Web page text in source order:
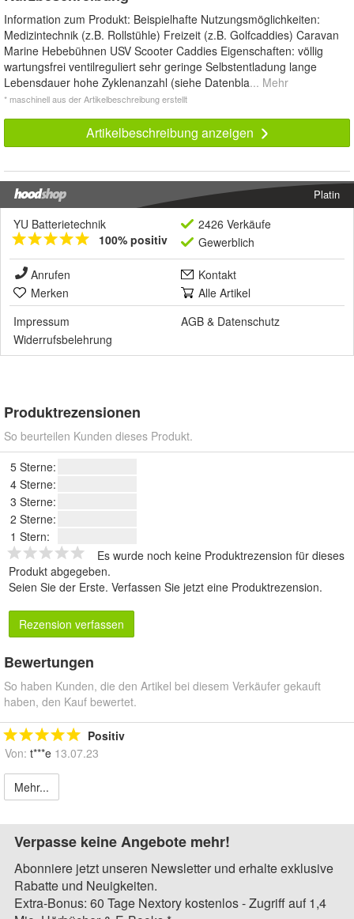
Information zum Produkt: Beispielhafte Nutzungsmöglichkeiten:
Medizintechnik (z.B. Rollstühle) Freizeit (z.B. Golfcaddies) Caravan
Marine Hebebühnen USV Scooter Caddies Eigenschaften: völlig
wartungsfrei ventilreguliert sehr geringe Selbstentladung lange
Lebensdauer hohe Zyklenanzahl (siehe Datenbla... Mehr
* maschinell aus der Artikelbeschreibung erstellt
Artikelbeschreibung anzeigen
Platin
YU Batterietechnik
100% positiv
2426 Verkäufe
Gewerblich
Anrufen
Kontakt
Merken
Alle Artikel
Impressum
AGB & Datenschutz
Widerrufsbelehrung
Produktrezensionen
So beurteilen Kunden dieses Produkt.
5 Sterne:
4 Sterne:
3 Sterne:
2 Sterne:
1 Stern:
Es wurde noch keine Produktrezension für dieses
Produkt abgegeben.
Seien Sie der Erste. Verfassen Sie jetzt eine Produktrezension.
Rezension verfassen
Bewertungen
So haben Kunden, die den Artikel bei diesem Verkäufer gekauft
haben, den Kauf bewertet.
Positiv
Von: t***e 13.07.23
Mehr...
Verpasse keine Angebote mehr!
Abonniere jetzt unseren Newsletter und erhalte exklusive
Rabatte und Neuigkeiten.
Extra-Bonus: 60 Tage Nextory kostenlos - Zugriff auf 1,4